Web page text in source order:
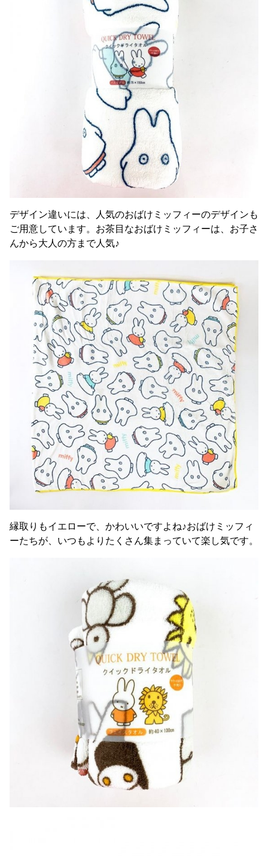
デザイン違いには、人気のおばけミッフィーのデザインも
ご用意しています。お茶目なおばけミッフィーは、お子さ
んから大人の方まで人気♪
縁取りもイエローで、かわいいですよね♪おばけミッフィ
ーたちが、いつもよりたくさん集まっていて楽し気です。